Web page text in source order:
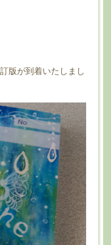
版が到着いたしまし